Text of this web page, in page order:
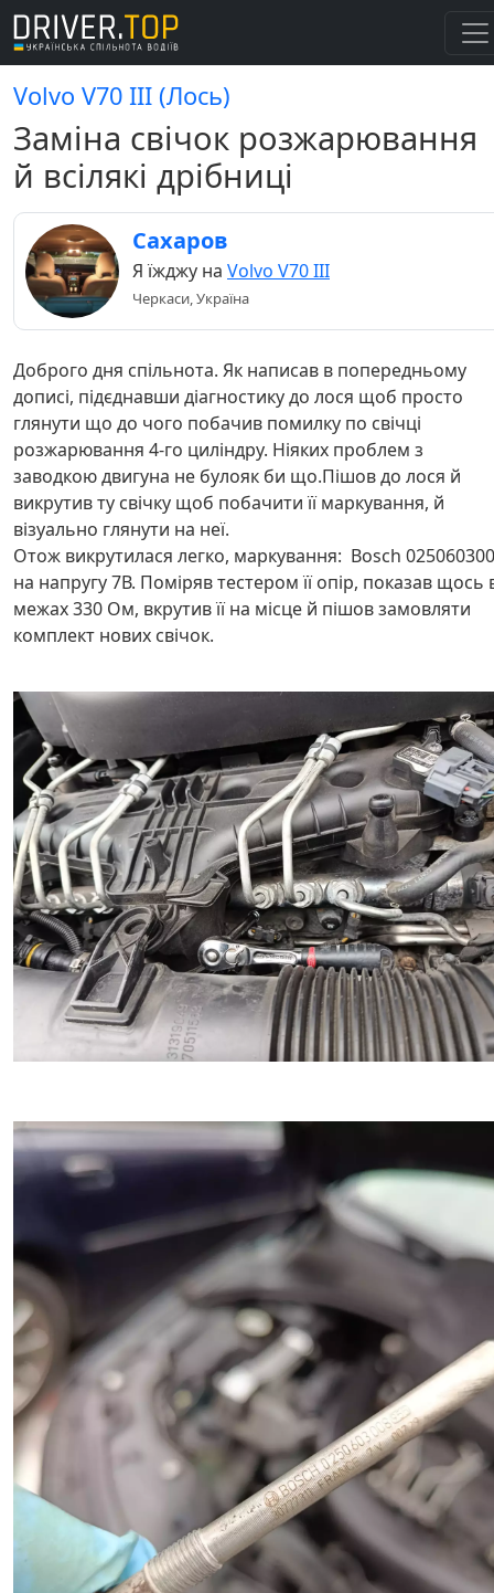
Volvo V70 III (Лось)
Заміна свічок розжарювання
й всілякі дрібниці
Сахаров
Я їжджу на Volvo V70 III
Черкаси, Україна
Доброго дня спільнота. Як написав в попередньому
дописі, підєднавши діагностику до лося щоб просто
глянути що до чого побачив помилку по свічці
розжарювання 4-го циліндру. Ніяких проблем з
заводкою двигуна не булояк би що.Пішов до лося й
викрутив ту свічку щоб побачити її маркування, й
візуально глянути на неї.
Отож викрутилася легко, маркування: Bosch
на напругу 7В. Поміряв тестером її опір, показав щось
межах 330 Ом, вкрутив її на місце й пішов замовляти
комплект нових свічок.